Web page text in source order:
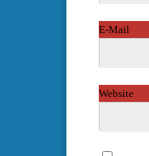
E-Mail
Website